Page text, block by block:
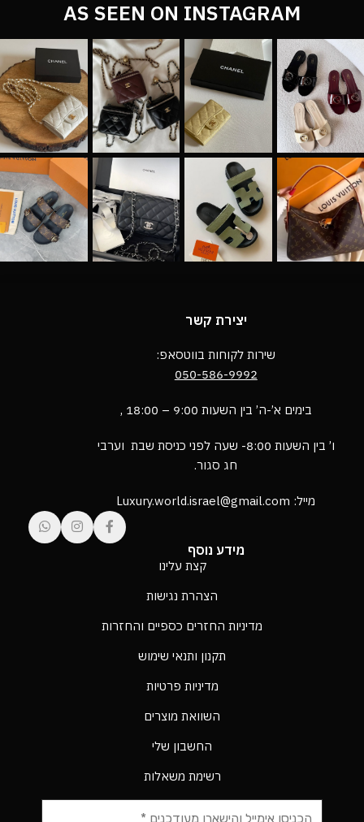
AS SEEN ON INSTAGRAM
יצירת קשר
שירות לקוחות בווטסאפ:
050-586-9992
בימים א’-ה’ בין השעות 9:00 – 18:00 ,
ו’ בין השעות 8:00- שעה לפני כניסת שבת וערבי
חג סגור.
מייל: Luxury.world.israel@gmail.com
מידע נוסף
קצת עלינו
הצהרת נגישות
מדיניות החזרים כספיים והחזרות
תקנון ותנאי שימוש
מדיניות פרטיות
השוואת מוצרים
החשבון שלי
רשימת משאלות